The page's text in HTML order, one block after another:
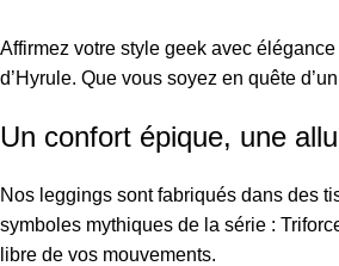
Affirmez votre style geek avec
d’Hyrule. Que vous soyez en quête
Un confort épique, une
Nos leggings sont fabriqués dans des
symboles mythiques de la série :
libre de vos mouvements.